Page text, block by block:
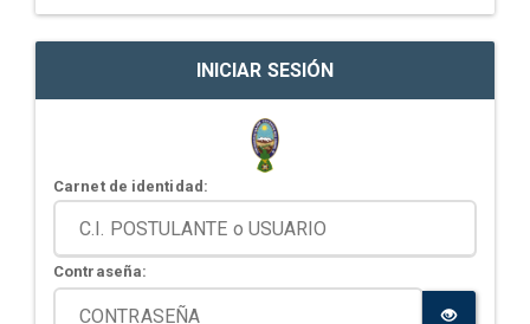
INICIAR SESIÓN
Carnet de identidad:
Contraseña: